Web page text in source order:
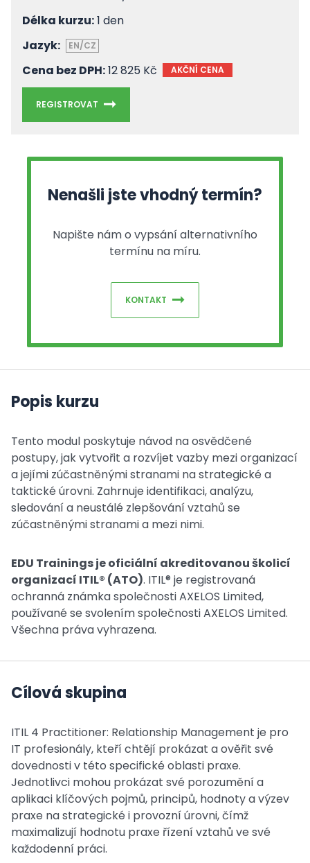
Délka kurzu:1 den
Jazyk:
EN/CZ
Cena bez DPH:12 825 Kč AKČNÍ CENA
REGISTROVAT
Nenašli jste vhodný termín?
Napište nám o vypsání alternativního
termínu na míru.
KONTAKT
Popis kurzu
Tento modul poskytuje návod na osvědčené
postupy, jak vytvořit a rozvíjet vazby mezi organizací
a jejími zúčastněnými stranami na strategické a
taktické úrovni. Zahrnuje identifikaci, analýzu,
sledování a neustálé zlepšování vztahů se
zúčastněnými stranami a mezi nimi.
EDU Trainings je oficiální akreditovanou školicí
organizací ITIL® (ATO). ITIL® je registrovaná
ochranná známka společnosti AXELOS Limited,
používané se svolením společnosti AXELOS Limited.
Všechna práva vyhrazena.
Cílová skupina
ITIL 4 Practitioner: Relationship Management je pro
IT profesionály, kteří chtějí prokázat a ověřit své
dovednosti v této specifické oblasti praxe.
Jednotlivci mohou prokázat své porozumění a
aplikaci klíčových pojmů, principů, hodnoty a výzev
praxe na strategické i provozní úrovni, čímž
maximalizují hodnotu praxe řízení vztahů ve své
každodenní práci.